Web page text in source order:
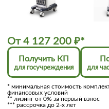
От 4 127 200 ₽*
Получить КП
для госучреждения для
* минимальная стоимость
финансовых условий
** лизинг от 0% за первый взнос
*** рассрочка до 2-х лет